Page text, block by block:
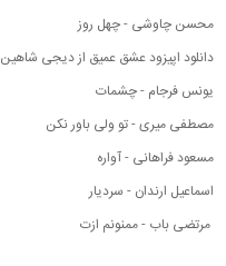
محسن چاوشی - چهل روز
دانلود اپیزود عشق عمیق از دیجی شاهین
یونس فرجام - چشمات
مصطفی میری - تو ولی باور نکن
مسعود فراهانی - آواره
اسماعیل ارندان - سردیار
مرتضی باب - ممنونم ازت